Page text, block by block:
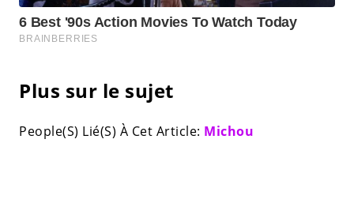
Plus sur le sujet
People(S) Lié(S) À Cet Article: Michou